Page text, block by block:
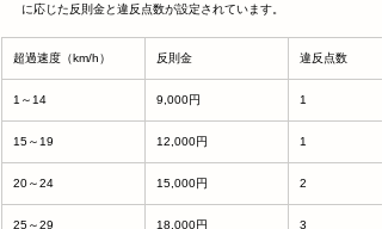
に応じた反則金と違反点数が設定されています。
超過速度（km/h） 反則金 違反点数
1～14 9,000円 1
15～19 12,000円 1
20～24 15,000円 2
25～29 18,000円 3